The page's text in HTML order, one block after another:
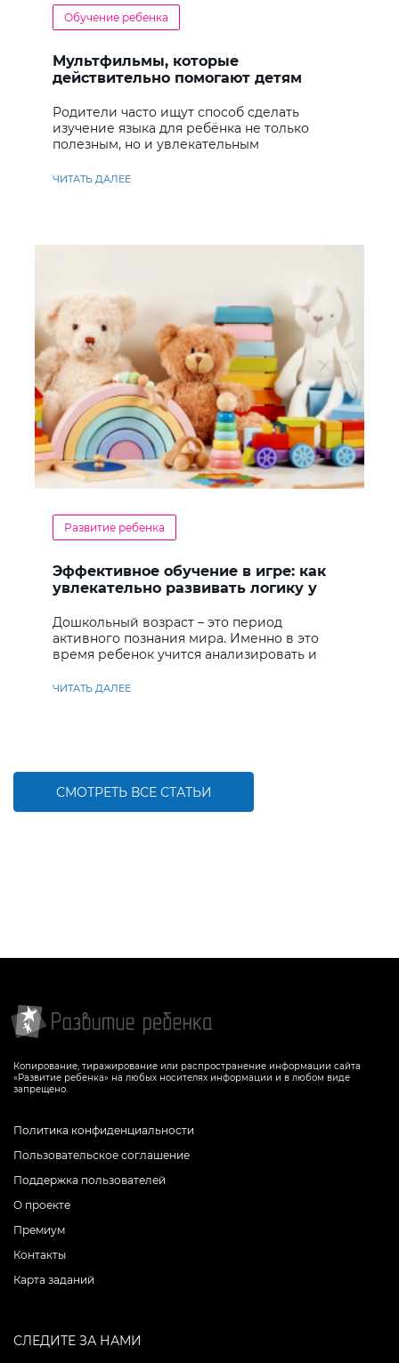
Обучение ребенка
Мультфильмы, которые
действительно помогают детям
Родители часто ищут способ сделать
изучение языка для ребёнка не только
полезным, но и увлекательным
ЧИТАТЬ ДАЛЕЕ
Развитие ребенка
Эффективное обучение в игре: как
увлекательно развивать логику у
Дошкольный возраст – это период
активного познания мира. Именно в это
время ребенок учится анализировать и
ЧИТАТЬ ДАЛЕЕ
СМОТРЕТЬ ВСЕ СТАТЬИ
Копирование, тиражирование или распространение информации сайта
«Развитие ребенка» на любых носителях информации и в любом виде
запрещено.
Политика конфиденциальности
Пользовательское соглашение
Поддержка пользователей
О проекте
Премиум
Контакты
Карта заданий
СЛЕДИТЕ ЗА НАМИ